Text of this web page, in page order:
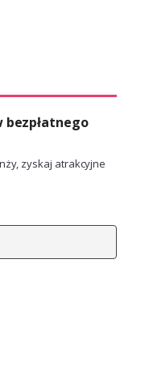
bezpłatnego
zyskaj atrakcyjne